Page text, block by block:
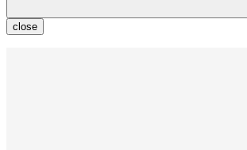
close